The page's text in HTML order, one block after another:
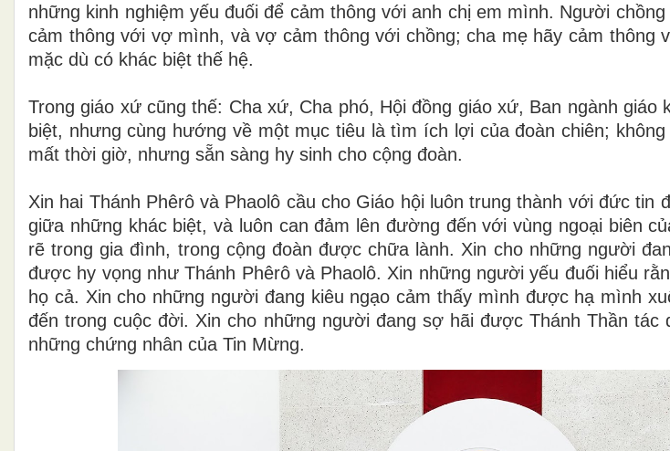
những kinh nghiệm yếu đuối để cảm thông với anh chị em mình. Người
cảm thông với vợ mình, và vợ cảm thông với chồng; cha mẹ hãy cảm thông
mặc dù có khác biệt thế hệ.
Trong giáo xứ cũng thế: Cha xứ, Cha phó, Hội đồng giáo xứ, Ban ngành giáo
biệt, nhưng cùng hướng về một mục tiêu là tìm ích lợi của đoàn chiên;
mất thời giờ, nhưng sẵn sàng hy sinh cho cộng đoàn.
Xin hai Thánh Phêrô và Phaolô cầu cho Giáo hội luôn trung thành với đức tin
giữa những khác biệt, và luôn can đảm lên đường đến với vùng ngoại biên
rẽ trong gia đình, trong cộng đoàn được chữa lành. Xin cho những người
được hy vọng như Thánh Phêrô và Phaolô. Xin những người yếu đuối hiểu
họ cả. Xin cho những người đang kiêu ngạo cảm thấy mình được hạ mình
đến trong cuộc đời. Xin cho những người đang sợ hãi được Thánh Thần tác
những chứng nhân của Tin Mừng.